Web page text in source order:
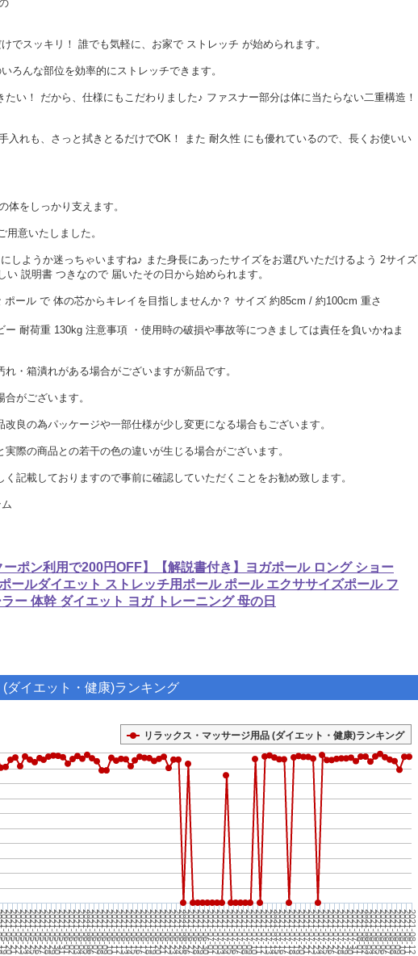
でスッキリ！ 誰でも気軽に、お家で ストレッチ が始められます。
ろんな部位を効率的にストレッチできます。
い！ だから、仕様にもこだわりました♪ ファスナー部分は体に当たらない二重構造！
入れも、さっと拭きとるだけでOK！ また 耐久性 にも優れているので、長くお使いい
体をしっかり支えます。
意いたしました。
しようか迷っちゃいますね♪ また身長にあったサイズをお選びいただけるよう 2サイズ
説明書 つきなので 届いたその日から始められます。
ール で 体の芯からキレイを目指しませんか？ サイズ 約85cm / 約100cm 重さ
耐荷重 130kg 注意事項 ・使用時の破損や事故等につきましては責任を負いかねま
・箱潰れがある場合がございますが新品です。
がございます。
良の為パッケージや一部仕様が少し変更になる場合もございます。
際の商品との若干の色の違いが生じる場合がございます。
記載しておりますので事前に確認していただくことをお勧め致します。
ポン利用で200円OFF】【解説書付き】ヨガポール ロング ショー
ールダイエット ストレッチ用ポール ポール エクササイズポール フ
ー 体幹 ダイエット ヨガ トレーニング 母の日
ダイエット・健康)ランキング
リラックス・マッサージ用品 (ダイエット・健康)ランキング
18
2021-05-192021-05-202021-05-212021-05-222021-05-232021-05-242021-05-252021-05-262021-05-272021-05-282021-05-292021-05-302021-05-312021-06-012021-06-022021-06-032021-06-042021-06-052021-06-062021-06-072021-06-082021-06-092021-06-102021-06-112021-06-122021-06-132021-06-142021-06-152021-06-162021-06-172021-06-182021-06-192021-06-202021-06-212021-06-222021-06-232021-06-242021-06-252021-06-262021-06-272021-06-282021-06-292021-06-302021-07-012021-07-022021-07-032021-07-042021-07-052021-07-062021-07-072021-07-082021-07-092021-07-102021-07-112021-07-122021-07-132021-07-142021-07-152021-07-162021-07-172021-07-182021-07-192021-07-202021-07-212021-07-222021-07-232021-07-242021-07-252021-07-262021-07-272021-07-282021-07-292021-07-302021-07-312021-08-012021-08-022021-08-032021-08-042021-08-052021-08-062021-08-072021-08-082021-08-092021-08-102021-08-112021-08-12